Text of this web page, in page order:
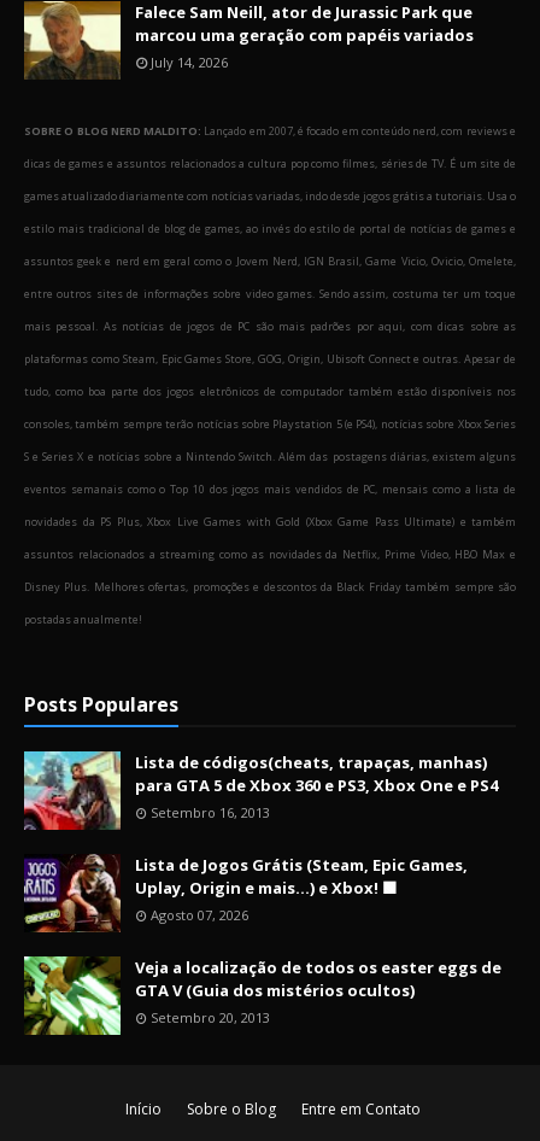
Falece Sam Neill, ator de Jurassic Park que
marcou uma geração com papéis variados
July 14, 2026
SOBRE O BLOG NERD MALDITO: Lançado em 2007, é focado em conteúdo nerd, com reviews e
dicas de games e assuntos relacionados a cultura pop como filmes, séries de TV. É um site de
games atualizado diariamente com notícias variadas, indo desde jogos grátis a tutoriais. Usa o
estilo mais tradicional de blog de games, ao invés do estilo de portal de notícias de games e
assuntos geek e nerd em geral como o Jovem Nerd, IGN Brasil, Game Vicio, Ovicio, Omelete,
entre outros sites de informações sobre video games. Sendo assim, costuma ter um toque
mais pessoal. As notícias de jogos de PC são mais padrões por aqui, com dicas sobre as
plataformas como Steam, Epic Games Store, GOG, Origin, Ubisoft Connect e outras. Apesar de
tudo, como boa parte dos jogos eletrônicos de computador também estão disponíveis nos
consoles, também sempre terão notícias sobre Playstation 5 (e PS4), notícias sobre Xbox Series
S e Series X e notícias sobre a Nintendo Switch. Além das postagens diárias, existem alguns
eventos semanais como o Top 10 dos jogos mais vendidos de PC, mensais como a lista de
novidades da PS Plus, Xbox Live Games with Gold (Xbox Game Pass Ultimate) e também
assuntos relacionados a streaming como as novidades da Netflix, Prime Video, HBO Max e
Disney Plus. Melhores ofertas, promoções e descontos da Black Friday também sempre são
postadas anualmente!
Posts Populares
Lista de códigos(cheats, trapaças, manhas)
para GTA 5 de Xbox 360 e PS3, Xbox One e PS4
Setembro 16, 2013
Lista de Jogos Grátis (Steam, Epic Games,
Uplay, Origin e mais...) e Xbox! 🟩
Agosto 07, 2026
Veja a localização de todos os easter eggs de
GTA V (Guia dos mistérios ocultos)
Setembro 20, 2013
Início Sobre o Blog
Entre em Contato